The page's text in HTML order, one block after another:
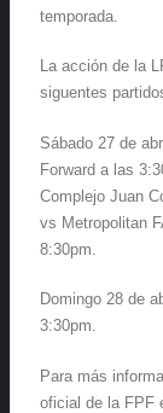
temporada.
La acción de la
siguentes
Sábado 27 de
Forward a las
Complejo Juan
vs Metropolitan
8:30pm.
Domingo 28 de
3:30pm.
Para más
oficial de la FPF